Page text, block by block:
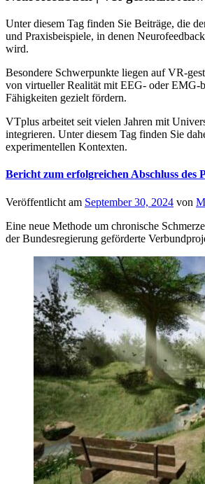
Unter diesem Tag finden Sie Beiträge, die
und Praxisbeispiele, in denen
wird.
Besondere Schwerpunkte liegen auf VR-
von virtueller Realität mit EEG- oder EMG-
Fähigkeiten gezielt fördern.
VTplus arbeitet seit vielen Jahren mit
integrieren. Unter diesem Tag finden Sie
experimentellen Kontexten.
Bericht zum erfolgreichen Abschluss
Veröffentlicht am September 30, 2024 von
Eine neue Methode um chronische
der Bundesregierung geförderte